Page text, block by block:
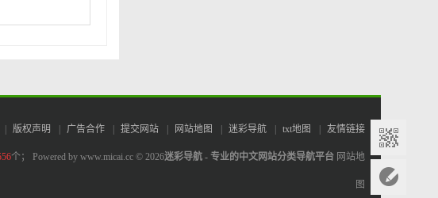
版权声明 广告合作 提交网站 网站地图 迷彩导航 txt地图 友情链接
个； Powered by www.micai.cc © 2026迷彩导航 - 专业的中文网站分类导航平台 网站地
图